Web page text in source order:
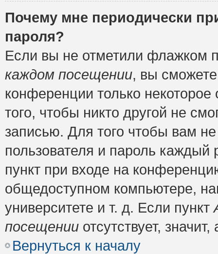
Почему мне периодически
пароля?
Если вы не отметили флажком
каждом посещении, вы
конференции только
того, чтобы никто другой не
записью. Для того чтобы вам
пользователя и пароль
пункт при входе на
общедоступном компьютере,
университете и т. д. Если пункт
посещении отсутствует,
Вернуться к началу